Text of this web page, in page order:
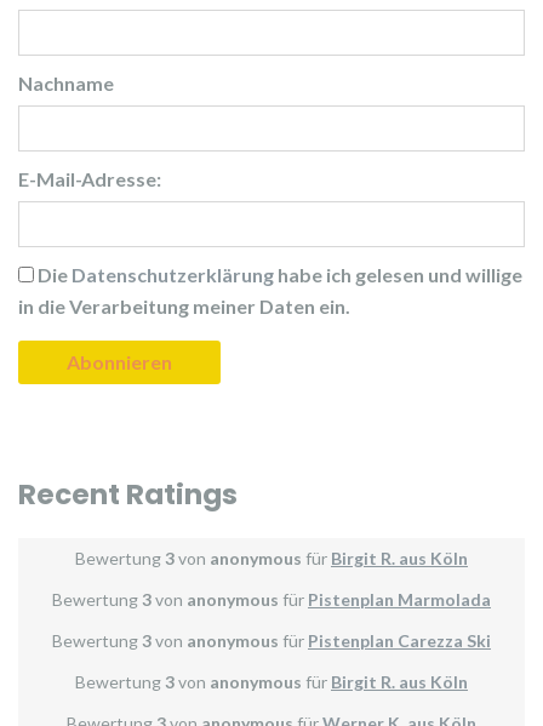
Nachname
E-Mail-Adresse:
Die Datenschutzerklärung habe ich gelesen und willige
in die Verarbeitung meiner Daten ein.
Recent Ratings
Bewertung 3von anonymous für Birgit R. aus Köln
Bewertung 3von anonymous für Pistenplan Marmolada
Bewertung 3von anonymous für Pistenplan Carezza Ski
Bewertung 3von anonymous für Birgit R. aus Köln